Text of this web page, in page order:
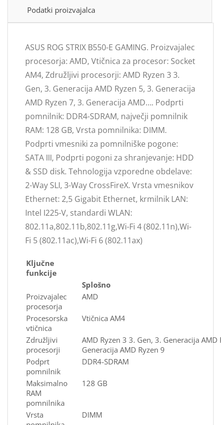
Podatki proizvajalca
ASUS ROG STRIX B550-E GAMING. Proizvajalec
procesorja: AMD, Vtičnica za procesor: Socket
AM4, Združljivi procesorji: AMD Ryzen 3 3.
Gen, 3. Generacija AMD Ryzen 5, 3. Generacija
AMD Ryzen 7, 3. Generacija AMD…. Podprti
pomnilnik: DDR4-SDRAM, največji pomnilnik
RAM: 128 GB, Vrsta pomnilnika: DIMM.
Podprti vmesniki za pomnilniške pogone:
SATA III, Podprti pogoni za shranjevanje: HDD
& SSD disk. Tehnologija vzporedne obdelave:
2-Way SLI, 3-Way CrossFireX. Vrsta vmesnikov
Ethernet: 2,5 Gigabit Ethernet, krmilnik LAN:
Intel I225-V, standardi WLAN:
802.11a,802.11b,802.11g,Wi-Fi 4 (802.11n),Wi-
Fi 5 (802.11ac),Wi-Fi 6 (802.11ax)
Ključne
funkcije
Splošno
Proizvajalec
procesorja
AMD
Procesorska
vtičnica
Vtičnica AM4
Združljivi
procesorji
AMD Ryzen 3 3. Gen, 3. Generacija
Generacija AMD Ryzen 9
Podprt
pomnilnik
DDR4-SDRAM
Maksimalno
RAM
pomnilnika
128 GB
Vrsta
DIMM